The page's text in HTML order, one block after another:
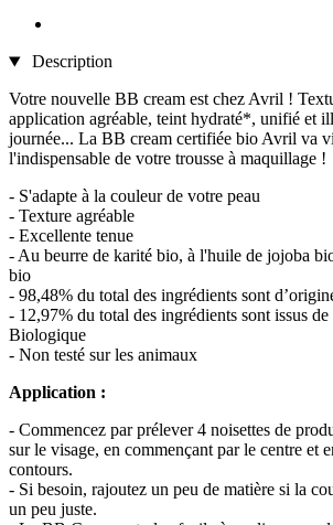
Description
Votre nouvelle BB cream est chez Avril !
application agréable, teint hydraté*, unifié et
journée... La BB cream certifiée bio Avril va
l'indispensable de votre trousse à maquillage !
- S'adapte à la couleur de votre peau
- Texture agréable
- Excellente tenue
- Au beurre de karité bio, à l'huile de jojoba
bio
- 98,48% du total des ingrédients sont
- 12,97% du total des ingrédients sont issus
Biologique
- Non testé sur les animaux
Application :
- Commencez par prélever 4 noisettes de
sur le visage, en commençant par le centre et
contours.
- Si besoin, rajoutez un peu de matière si la
un peu juste.